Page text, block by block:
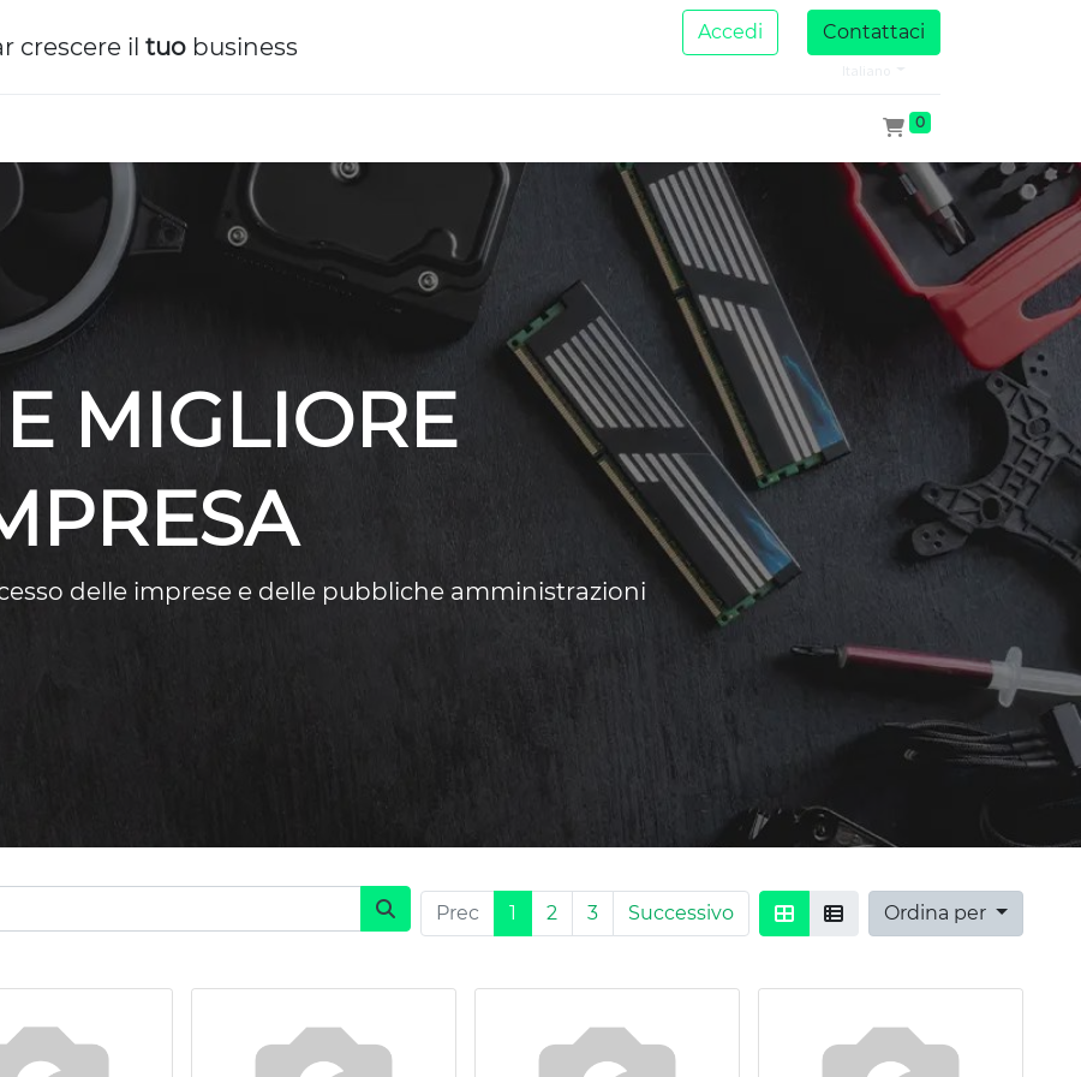
crescere il tuo business
Accedi Contattaci
0
MIGLIORE
delle imprese e delle pubbliche amministrazioni
Prec 1 2 3 Successivo Ordina per